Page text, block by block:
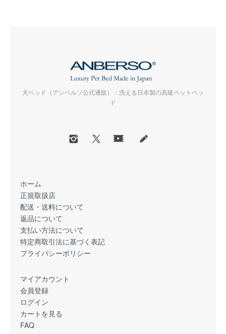
犬ベッド（アンベルソ公式通販）：洗える日本製の高級ペットベッ
ド
ホーム
正規取扱店
配送・送料について
返品について
支払い方法について
特定商取引法に基づく表記
プライバシーポリシー
マイアカウント
会員登録
ログイン
カートを見る
FAQ